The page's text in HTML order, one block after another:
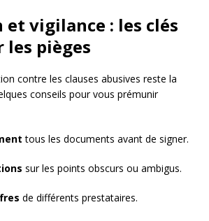
vigilance : les clés
pièges
contre les clauses abusives reste la
conseils pour vous prémunir
tous les documents avant de signer.
sur les points obscurs ou ambigus.
de différents prestataires.